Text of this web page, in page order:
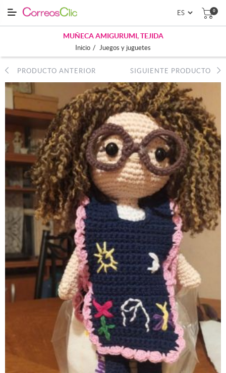
0
MUÑECA AMIGURUMI, TEJIDA
Inicio / Juegos y juguetes
PRODUCTO ANTERIOR SIGUIENTE PRODUCTO